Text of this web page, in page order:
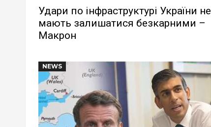
Удари по інфраструктурі України не
мають залишатися безкарними –
Макрон
NEWS